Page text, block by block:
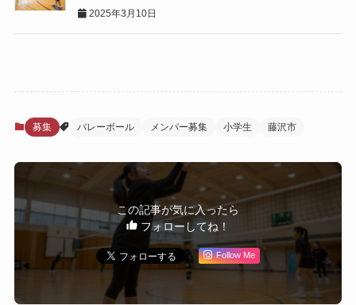
2025年3月10日
募集 バレーボール メンバー募集 小学生 藤沢市
この記事が気に入ったら
フォローしてね！
Follow Me